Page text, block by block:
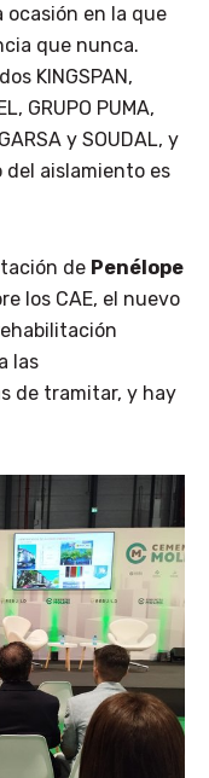
ocasión en la que
que nunca.
KINGSPAN,
GRUPO PUMA,
y SOUDAL, y
aislamiento es
de Penélope
los CAE, el nuevo
las
de tramitar, y hay